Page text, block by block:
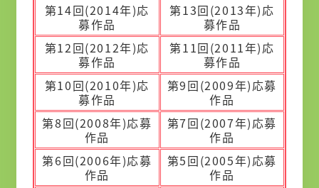
第14回(2014年)応
募作品
第13回(2013年)応
募作品
第12回(2012年)応
募作品
第11回(2011年)応
募作品
第10回(2010年)応
募作品
第9回(2009年)応募
作品
第8回(2008年)応募
作品
第7回(2007年)応募
作品
第6回(2006年)応募
作品
第5回(2005年)応募
作品